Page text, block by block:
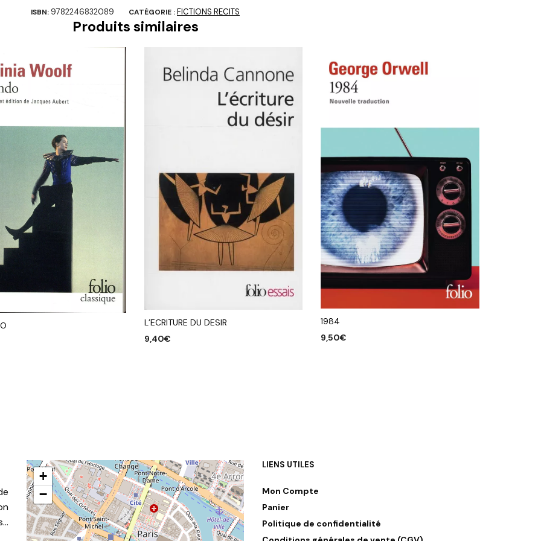
ISBN: 9782246832089 CATÉGORIE :FICTIONS RECITS
Produits similaires
L’ECRITURE DU DESIR
9,40€
1984
9,50€
+
−
LIENS UTILES
Mon Compte
Panier
Politique de confidentialité